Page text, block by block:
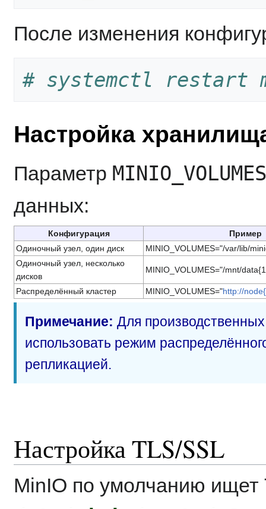
После изменения
# systemctl restart
Настройка
Параметр MINIO_VOLUMES
данных:
Конфигурация
Пример
Одиночный узел, один диск
MINIO_VOLUMES="/var/lib/
Одиночный узел, несколько
дисков
MINIO_VOLUMES="/mnt/
Распределённый кластер MINIO_VOLUMES="http://
Примечание: Для
использовать режим
репликацией.
Настройка TLS/SSL
MinIO по умолчанию ищет